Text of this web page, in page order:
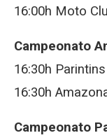
16:00h Moto
Campeonato
16:30h
16:30h
Campeonato